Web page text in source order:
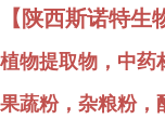
【陕西斯诺特生
植物提取物，中药
果蔬粉，杂粮粉，